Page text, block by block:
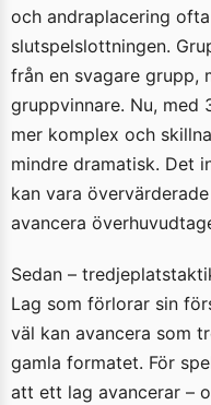
och andraplacering
slutspelslottningen.
från en svagare grupp,
gruppvinnare. Nu, med
mer komplex och
mindre dramatisk. Det
kan vara
avancera
Sedan –
Lag som förlorar sin
väl kan avancera som
gamla formatet. För
att ett lag avancerar –